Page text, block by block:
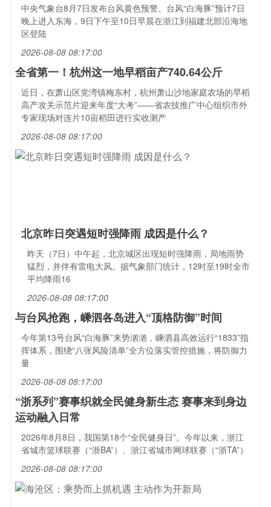
中央气象台8月7日发布台风黄色预警。台风“白海豚”预计7日
晚上进入东海，9日下午至10日早晨在浙江到福建北部沿海地
区登陆
2026-08-08 08:17:00
全省第一！杭州这一地早稻亩产740.64公斤
近日，在萧山区党湾镇梅东村，杭州萧山沙地家庭农场的早稻
高产攻关示范片迎来年度“大考”——省农技推广中心组织市外
专家现场对连片10亩稻田进行实收测产
2026-08-08 08:17:00
北京昨日突遇短时强降雨 成因是什么？
昨天（7日）中午起，北京城区出现短时强降雨，局地雨势
猛烈，并伴有雷电大风。据气象部门统计，12时至19时全市
平均降雨16
2026-08-08 08:17:00
与台风抢跑，嵊泗各岛进入“顶格防御”时间
今年第13号台风“白海豚”来势汹汹，嵊泗县高效运行“1833”指
挥体系，围绕“八张风险清单”全方位落实管控措施，将防御力
量
2026-08-08 08:17:00
“浙系列”赛事织就全民健身新生态 赛事来到身边
运动融入日常
2026年8月8日，我国第18个“全民健身日”。今年以来，浙江
省城市篮球联赛（“浙BA”）、浙江省城市网球联赛（“浙TA”）
2026-08-08 08:17:00